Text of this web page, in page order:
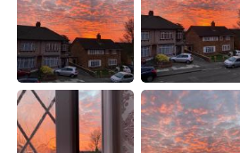
العربية Français
日本語 한국어
Русский ไทย